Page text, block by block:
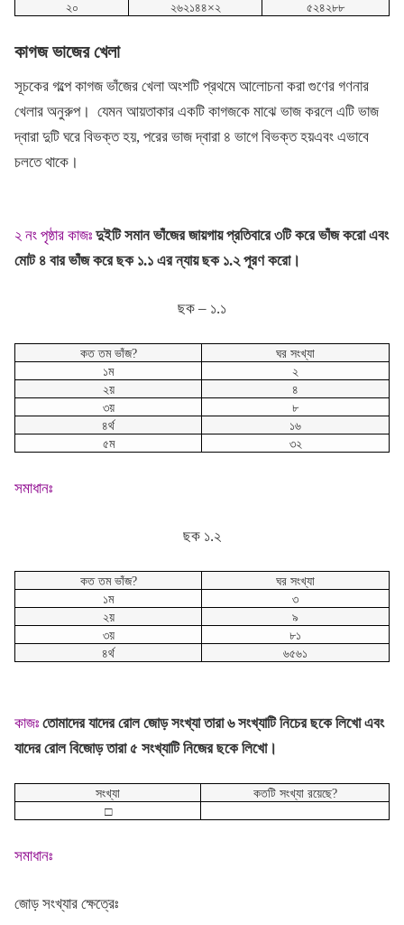
২০
২৬২১৪৪×২ ৫২৪২৮৮
কাগজ ভাজের খেলা
সূচকের গল্পে কাগজ ভাঁজের খেলা অংশটি প্রথমে আলোচনা করা গুণের গণনার
খেলার অনুরুপ। যেমন আয়তাকার একটি কাগজকে মাঝে ভাজ করলে এটি ভাজ
দ্বারা দুটি ঘরে বিভক্ত হয়, পরের ভাজ দ্বারা ৪ ভাগে বিভক্ত হয়এবং এভাবে
চলতে থাকে।
২ নং পৃষ্ঠার কাজঃ দুইটি সমান ভাঁজের জায়গায় প্রতিবারে ৩টি করে ভাঁজ করো এবং
মোট ৪ বার ভাঁজ করে ছক ১.১ এর ন্যায় ছক ১.২ পূরণ করো।
ছক – ১.১
কত তম ভাঁজ?
ঘর সংখ্যা
১ম
২
২য়
৪
৩য়
৮
৪র্থ
১৬
৫ম
৩২
সমাধানঃ
ছক ১.২
কত তম ভাঁজ?
ঘর সংখ্যা
১ম
৩
২য়
৯
৩য়
৮১
৪র্থ
৬৫৬১
কাজঃ তোমাদের যাদের রোল জোড় সংখ্যা তারা ৬ সংখ্যাটি নিচের ছকে লিখো এবং
যাদের রোল বিজোড় তারা ৫ সংখ্যাটি নিজের ছকে লিখো।
সংখ্যা
কতটি সংখ্যা রয়েছে?
□
সমাধানঃ
জোড় সংখ্যার ক্ষেত্রেঃ